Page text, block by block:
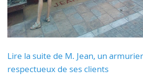
Lire la suite de M. Jean, un
respectueux de ses clients